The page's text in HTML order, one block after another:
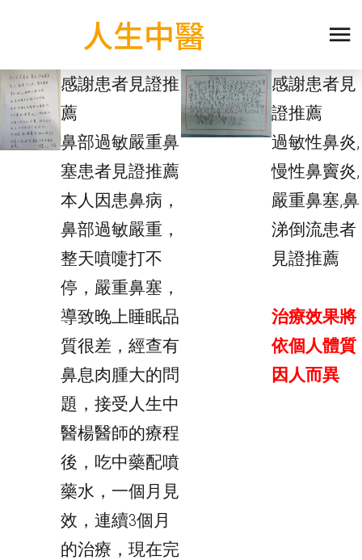
人生中醫
感謝患者見證推
薦
鼻部過敏嚴重鼻
塞患者見證推薦
本人因患鼻病，
鼻部過敏嚴重，
整天噴嚏打不
停，嚴重鼻塞，
導致晚上睡眠品
質很差，經查有
鼻息肉腫大的問
題，接受人生中
醫楊醫師的療程
後，吃中藥配噴
藥水，一個月見
效，連續3個月
的治療，現在完
感謝患者見
證推薦
過敏性鼻炎,
慢性鼻竇炎,
嚴重鼻塞,鼻
涕倒流患者
見證推薦
治療效果將
依個人體質
因人而異